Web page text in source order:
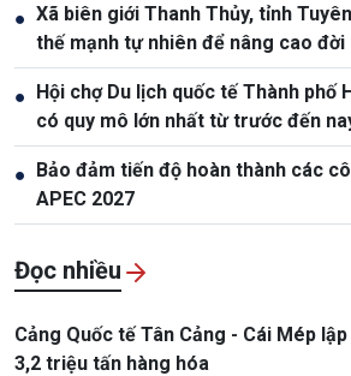
● Xã biên giới Thanh Thủy, tỉnh
thế mạnh tự nhiên để nâng cao đời
● Hội chợ Du lịch quốc tế Thành phố
có quy mô lớn nhất từ trước đến
● Bảo đảm tiến độ hoàn thành các
APEC 2027
Đọc nhiều
Cảng Quốc tế Tân Cảng - Cái Mép
3,2 triệu tấn hàng hóa